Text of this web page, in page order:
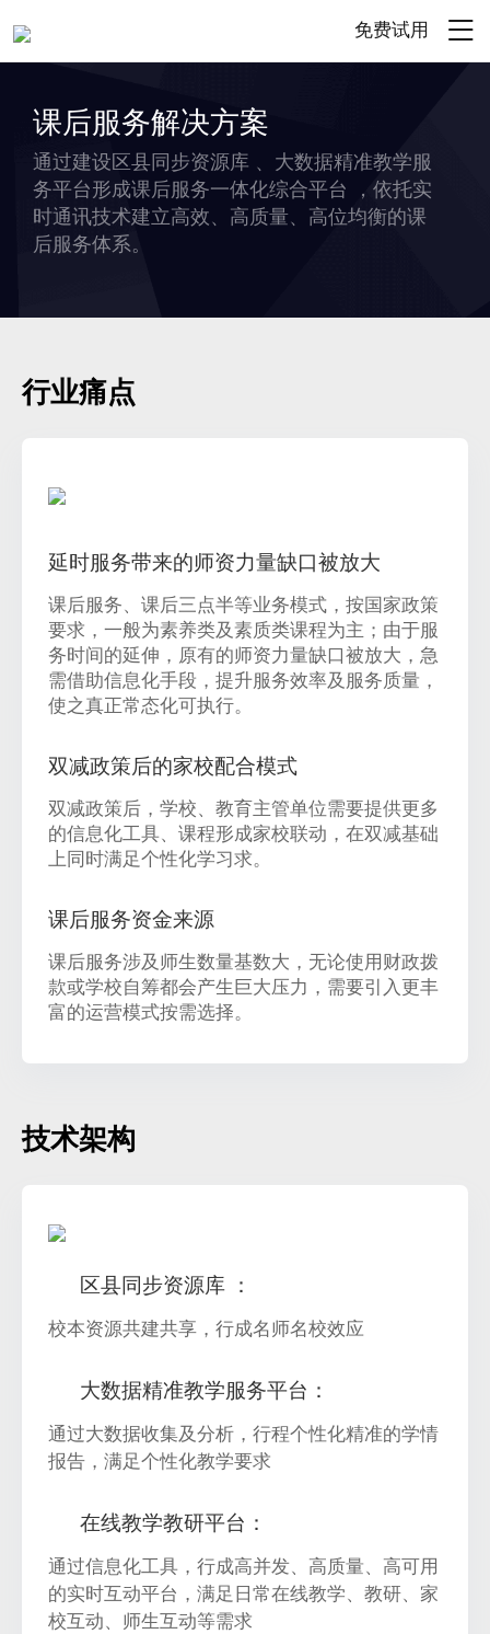
免费试用
课后服务解决方案
通过建设区县同步资源库 、大数据精准教学服
务平台形成课后服务一体化综合平台 ，依托实
时通讯技术建立高效、高质量、高位均衡的课
后服务体系。
行业痛点
延时服务带来的师资力量缺口被放大
课后服务、课后三点半等业务模式，按国家政策
要求，一般为素养类及素质类课程为主；由于服
务时间的延伸，原有的师资力量缺口被放大，急
需借助信息化手段，提升服务效率及服务质量，
使之真正常态化可执行。
双减政策后的家校配合模式
双减政策后，学校、教育主管单位需要提供更多
的信息化工具、课程形成家校联动，在双减基础
上同时满足个性化学习求。
课后服务资金来源
课后服务涉及师生数量基数大，无论使用财政拨
款或学校自筹都会产生巨大压力，需要引入更丰
富的运营模式按需选择。
技术架构
区县同步资源库 ：
校本资源共建共享，行成名师名校效应
大数据精准教学服务平台：
通过大数据收集及分析，行程个性化精准的学情
报告，满足个性化教学要求
在线教学教研平台：
通过信息化工具，行成高并发、高质量、高可用
的实时互动平台，满足日常在线教学、教研、家
校互动、师生互动等需求